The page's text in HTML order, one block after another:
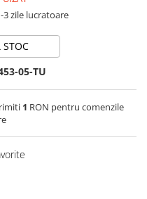
3 zile lucratoare
STOC
05-TU
1 RON pentru comenzile